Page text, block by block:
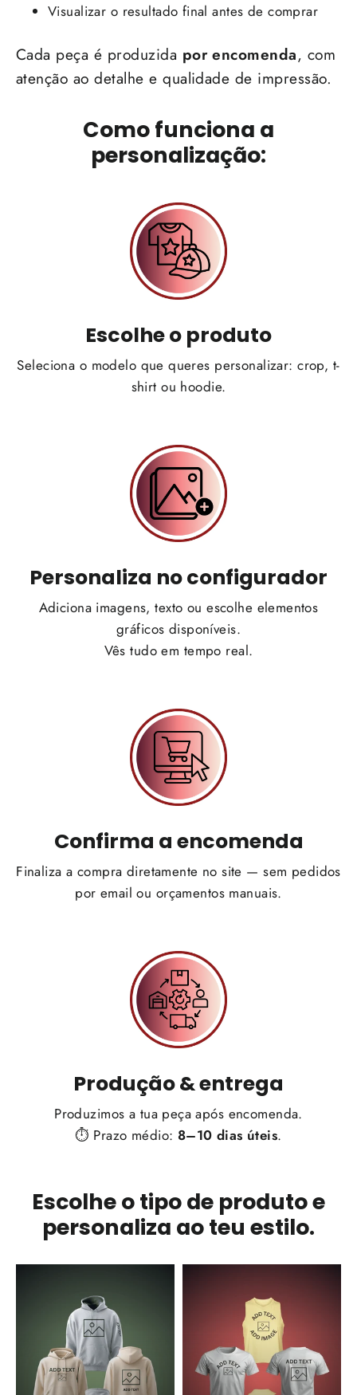
Visualizar o resultado final antes de comprar
Cada peça é produzida por encomenda, com
atenção ao detalhe e qualidade de impressão.
Como funciona a
personalização:
Escolhe o produto
Seleciona o modelo que queres personalizar: crop, t-
shirt ou hoodie.
Personaliza no configurador
Adiciona imagens, texto ou escolhe elementos
gráficos disponíveis.
Vês tudo em tempo real.
Confirma a encomenda
Finaliza a compra diretamente no site — sem pedidos
por email ou orçamentos manuais.
Produção & entrega
Produzimos a tua peça após encomenda.
⏱️ Prazo médio: 8–10 dias úteis.
Escolhe o tipo de produto e
personaliza ao teu estilo.